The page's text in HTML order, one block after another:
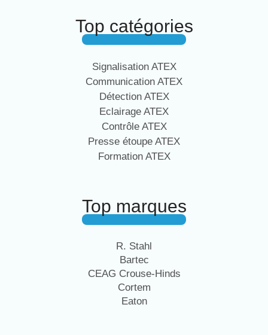
Top catégories
Signalisation ATEX
Communication ATEX
Détection ATEX
Eclairage ATEX
Contrôle ATEX
Presse étoupe ATEX
Formation ATEX
Top marques
R. Stahl
Bartec
CEAG Crouse-Hinds
Cortem
Eaton